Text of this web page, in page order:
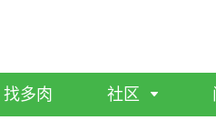
找多肉 社区